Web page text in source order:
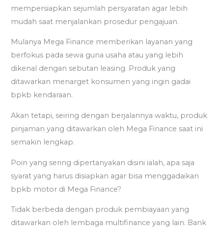
mempersiapkan sejumlah persyaratan agar lebih
mudah saat menjalankan prosedur pengajuan.
Mulanya Mega Finance memberikan layanan yang
berfokus pada sewa guna usaha atau yang lebih
dikenal dengan sebutan leasing. Produk yang
ditawarkan menarget konsumen yang ingin gadai
bpkb kendaraan.
Akan tetapi, seiring dengan berjalannya waktu, produk
pinjaman yang ditawarkan oleh Mega Finance saat ini
semakin lengkap.
Poin yang sering dipertanyakan disini ialah, apa saja
syarat yang harus disiapkan agar bisa menggadaikan
bpkb motor di Mega Finance?
Tidak berbeda dengan produk pembiayaan yang
ditawarkan oleh lembaga multifinance yang lain. Bank